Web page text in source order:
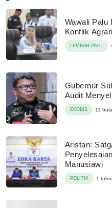
Wawali Palu
Konflik
LEMBAH PALU
Gubernur
Audit
EKOBIS 11
Aristan:
Manusiawi
POLITIK 1